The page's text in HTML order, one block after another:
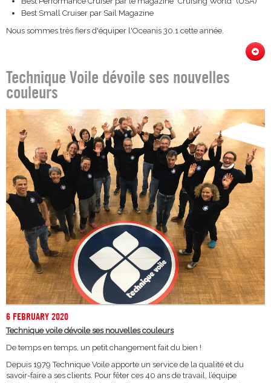
Best Small Cruiser par Sail Magazine
Nous sommes très fiers d'équiper l'Oceanis 30.1 cette année.
Technique Voile dévoile ses nouvelles
couleurs
6 FEBRUARY 2020
Technique voile dévoile ses nouvelles couleurs
De temps en temps, un petit changement fait du bien !
Depuis 1979 Technique Voile apporte un service de la qualité et du
savoir-faire a ses clients. Pour fêter ces 40 ans de travail, l’équipe